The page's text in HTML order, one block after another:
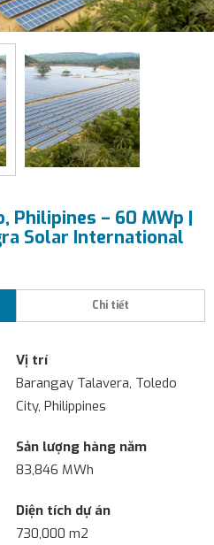
Philipines – 60 MWp |
Solar International
Chi tiết
Vị trí
Barangay Talavera, Toledo
City, Philippines
Sản lượng hàng năm
83,846 MWh
Diện tích dự án
730,000 m2